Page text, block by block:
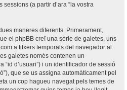
(a partir d’ara “la vostra
maneres diferents. Primerament,
el phpBB creï una sèrie de galetes, uns
a fitxers temporals del navegador al
galetes només contenen un
“id d’usuari”) i un identificador de sessió
que se us assigna automàticament pel
un cop hagueu navegat pels temes de